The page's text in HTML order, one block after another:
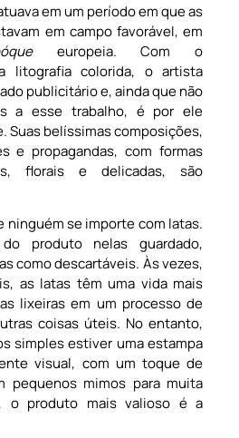
em um período em que as
em campo favorável, em
europeia. Com o
litografia colorida, o artista
publicitário e, ainda que não
a esse trabalho, é por ele
Suas belíssimas composições,
e propagandas, com formas
florais e delicadas, são
ninguém se importe com latas.
produto nelas guardado,
como descartáveis. Às vezes,
as latas têm uma vida mais
lixeiras em um processo de
coisas úteis. No entanto,
simples estiver uma estampa
visual, com um toque de
pequenos mimos para muita
o produto mais valioso é a